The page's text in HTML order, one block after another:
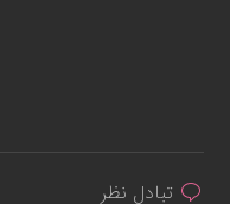
تبادل نظر